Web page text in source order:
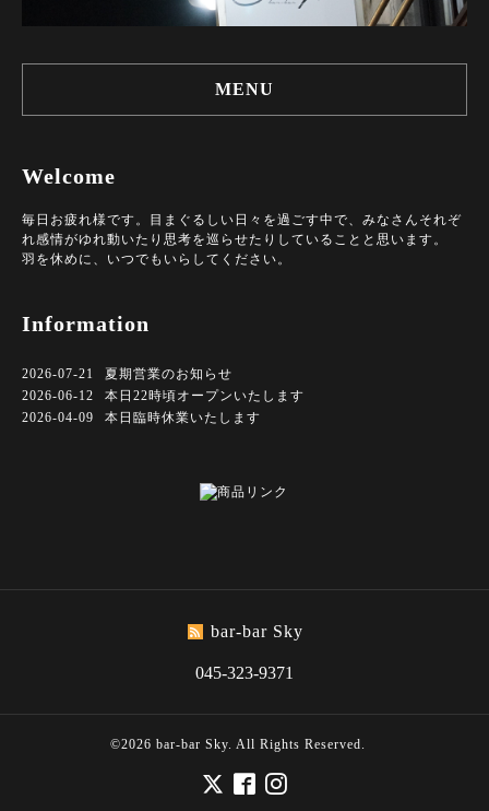
MENU
Welcome
毎日お疲れ様です。目まぐるしい日々を過ごす中で、みなさんそれぞ
れ感情がゆれ動いたり思考を巡らせたりしていることと思います。
羽を休めに、いつでもいらしてください。
Information
2026-07-21
夏期営業のお知らせ
2026-06-12
本日22時頃オープンいたします
2026-04-09
本日臨時休業いたします
bar-bar Sky
045-323-9371
©2026 bar-bar Sky. All Rights Reserved.